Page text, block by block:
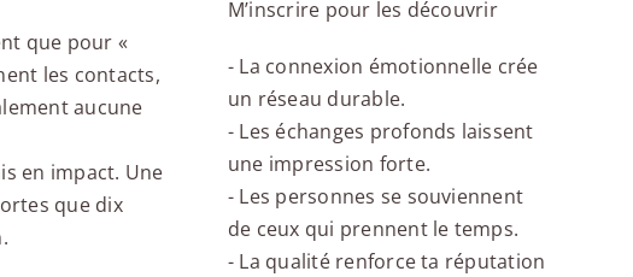
que pour «
les contacts,
aucune
en impact. Une
que dix
M’inscrire pour les découvrir
- La connexion émotionnelle crée
un réseau durable.
- Les échanges profonds laissent
une impression forte.
- Les personnes se souviennent
de ceux qui prennent le temps.
- La qualité renforce ta réputation